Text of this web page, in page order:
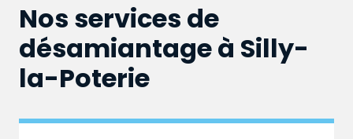
Nos services de
désamiantage à Silly-
la-Poterie